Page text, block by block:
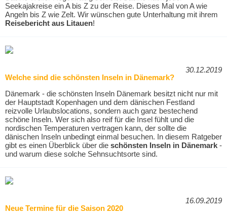
Seekajakreise ein A bis Z zu der Reise. Dieses Mal von A wie
Angeln bis Z wie Zelt. Wir wünschen gute Unterhaltung mit ihrem
Reisebericht aus Litauen!
30.12.2019
Welche sind die schönsten Inseln in Dänemark?
Dänemark - die schönsten Inseln Dänemark besitzt nicht nur mit
der Hauptstadt Kopenhagen und dem dänischen Festland
reizvolle Urlaubslocations, sondern auch ganz bestechend
schöne Inseln. Wer sich also reif für die Insel fühlt und die
nordischen Temperaturen vertragen kann, der sollte die
dänischen Inseln unbedingt einmal besuchen. In diesem Ratgeber
gibt es einen Überblick über die schönsten Inseln in Dänemark -
und warum diese solche Sehnsuchtsorte sind.
16.09.2019
Neue Termine für die Saison 2020